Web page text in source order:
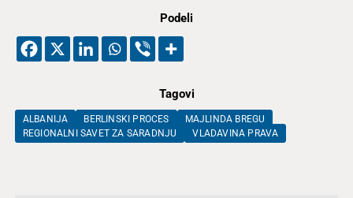
Podeli
Tagovi
ALBANIJA BERLINSKI PROCES
MAJLINDA BREGU
REGIONALNI SAVET ZA SARADNJU
VLADAVINA PRAVA